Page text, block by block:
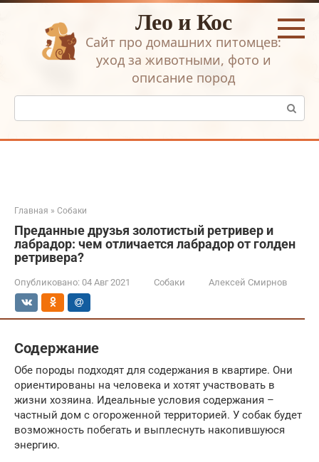
Перейти
Лео и Кос
Сайт про домашних питомцев:
уход за животными, фото и
описание пород
Поиск:
Главная » Собаки
Преданные друзья золотистый ретривер и
лабрадор: чем отличается лабрадор от голден
ретривера?
Опубликовано: 04 Авг 2021 Собаки Алексей Смирнов
Содержание
Обе породы подходят для содержания в квартире. Они
ориентированы на человека и хотят участвовать в
жизни хозяина. Идеальные условия содержания –
частный дом с огороженной территорией. У собак будет
возможность побегать и выплеснуть накопившуюся
энергию.